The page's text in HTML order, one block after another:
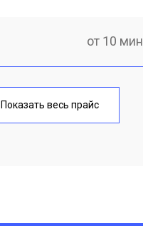
от 10 мин
от 40 мин
Показать весь прайс